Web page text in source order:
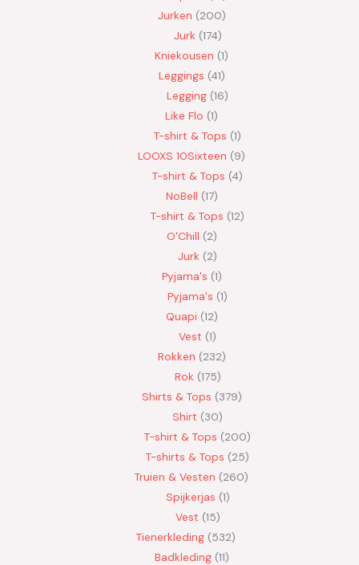
Jurken 200
Jurk 174
Kniekousen 1
Leggings 41
Legging 16
Like Flo 1
T-shirt & Tops 1
LOOXS 10Sixteen
9
T-shirt & Tops 4
NoBell 17
T-shirt & Tops 12
O'Chill 2
Jurk
2
Pyjama's 1
Pyjama's 1
Quapi 12
Vest 1
Rokken 232
Rok 175
Shirts & Tops 379
Shirt
30
T-shirt & Tops
200
T-shirts & Tops
25
Truien & Vesten
260
Spijkerjas 1
Vest 15
Tienerkleding 532
Badkleding 11